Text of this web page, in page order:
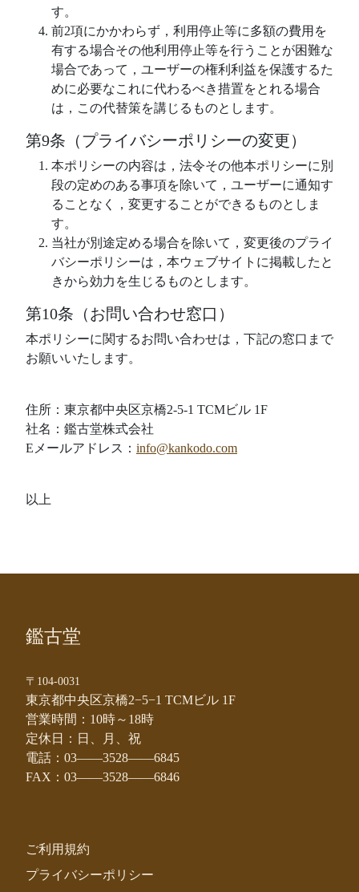
す。
前2項にかかわらず，利用停止等に多額の費用を
有する場合その他利用停止等を行うことが困難な
場合であって，ユーザーの権利利益を保護するた
めに必要なこれに代わるべき措置をとれる場合
は，この代替策を講じるものとします。
第9条（プライバシーポリシーの変更）
本ポリシーの内容は，法令その他本ポリシーに別
段の定めのある事項を除いて，ユーザーに通知す
ることなく，変更することができるものとしま
す。
当社が別途定める場合を除いて，変更後のプライ
バシーポリシーは，本ウェブサイトに掲載したと
きから効力を生じるものとします。
第10条（お問い合わせ窓口）
本ポリシーに関するお問い合わせは，下記の窓口まで
お願いいたします。
住所：東京都中央区京橋2-5-1 TCMビル 1F
社名：鑑古堂株式会社
Eメールアドレス： info@kankodo.com
以上
鑑古堂
〒104-0031
東京都中央区京橋2−5−1 TCMビル 1F
営業時間：10時～18時
定休日：日、月、祝
電話：03——3528——6845
FAX：03——3528——6846
ご利用規約
プライバシーポリシー